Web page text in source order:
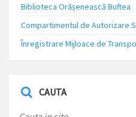
Biblioteca Orășenească Buftea
Compartimentul de Autorizare
Înregistrare Mijloace de
CAUTA